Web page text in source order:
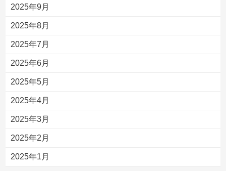
2025年9月
2025年8月
2025年7月
2025年6月
2025年5月
2025年4月
2025年3月
2025年2月
2025年1月